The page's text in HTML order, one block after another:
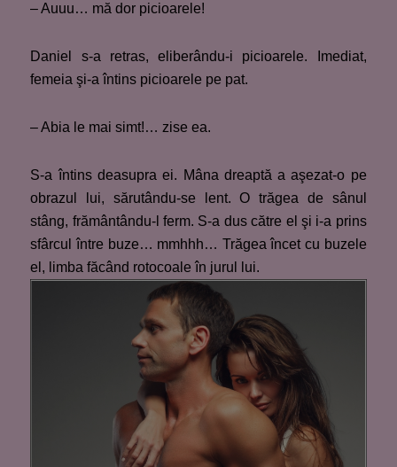
– Auuu… mă dor picioarele!
Daniel s-a retras, eliberându-i picioarele. Imediat,
femeia şi-a întins picioarele pe pat.
– Abia le mai simt!… zise ea.
S-a întins deasupra ei. Mâna dreaptă a aşezat-o pe
obrazul lui, sărutându-se lent. O trăgea de sânul
stâng, frământându-l ferm. S-a dus către el şi i-a prins
sfârcul între buze… mmhhh… Trăgea încet cu buzele
el, limba făcând rotocoale în jurul lui.